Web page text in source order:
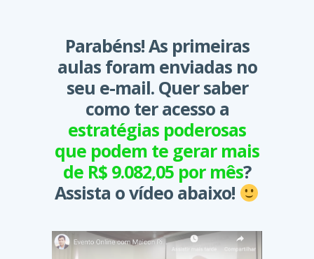
Parabéns! As primeiras
aulas foram enviadas no
seu e-mail. Quer saber
como ter acesso a
estratégias poderosas
que podem te gerar mais
de R$ 9.082,05 por mês?
Assista o vídeo abaixo!